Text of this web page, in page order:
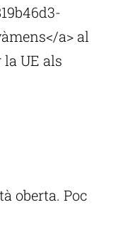
a> al
UE als
oberta. Poc